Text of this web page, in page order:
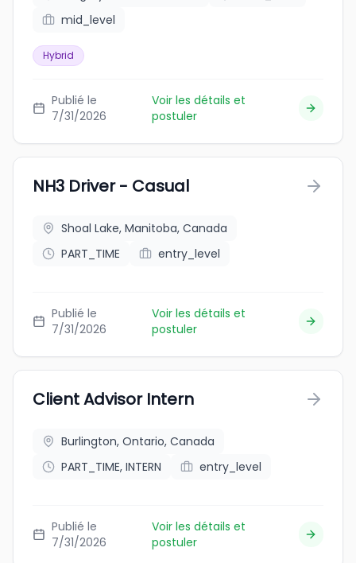
mid_level
Hybrid
Publié le
7/31/2026
Voir les détails et
postuler
NH3 Driver - Casual
Shoal Lake, Manitoba, Canada
PART_TIME
entry_level
Publié le
7/31/2026
Voir les détails et
postuler
Client Advisor Intern
Burlington, Ontario, Canada
PART_TIME, INTERN
entry_level
Publié le
7/31/2026
Voir les détails et
postuler